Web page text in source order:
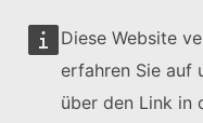
Diese Website
erfahren Sie auf
über den Link in
Folgen Sie der